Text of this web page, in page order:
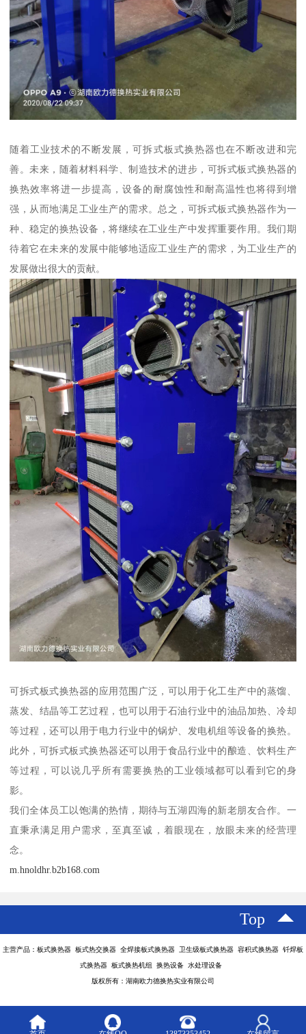
随着工业技术的不断发展，可拆式板式换热器也在不断改进和完
善。未来，随着材料科学、制造技术的进步，可拆式板式换热器的
换热效率将进一步提高，设备的耐腐蚀性和耐高温性也将得到增
强，从而地满足工业生产的需求。总之，可拆式板式换热器作为一
种、稳定的换热设备，将继续在工业生产中发挥重要作用。我们期
待着它在未来的发展中能够地适应工业生产的需求，为工业生产的
发展做出很大的贡献。
可拆式板式换热器的应用范围广泛，可以用于化工生产中的蒸馏、
蒸发、结晶等工艺过程，也可以用于石油行业中的油品加热、冷却
等过程，还可以用于电力行业中的锅炉、发电机组等设备的换热。
此外，可拆式板式换热器还可以用于食品行业中的酿造、饮料生产
等过程，可以说几乎所有需要换热的工业领域都可以看到它的身
影。
我们全体员工以饱满的热情，期待与五湖四海的新老朋友合作。一
直秉承满足用户需求，至真至诚，着眼现在，放眼未来的经营理
念。
m.hnoldhr.b2b168.com
Top
主营产品：板式换热器 板式热交换器 全焊接板式换热器 卫生级板式换热器 容积式换热器 钎焊板
式换热器 板式换热机组 换热设备 水处理设备
版权所有：湖南欧力德换热实业有限公司